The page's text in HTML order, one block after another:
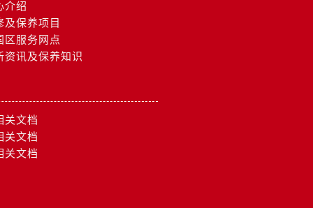
）
介绍
及保养项目
区服务网点
资讯及保养知识
关文档
关文档
关文档